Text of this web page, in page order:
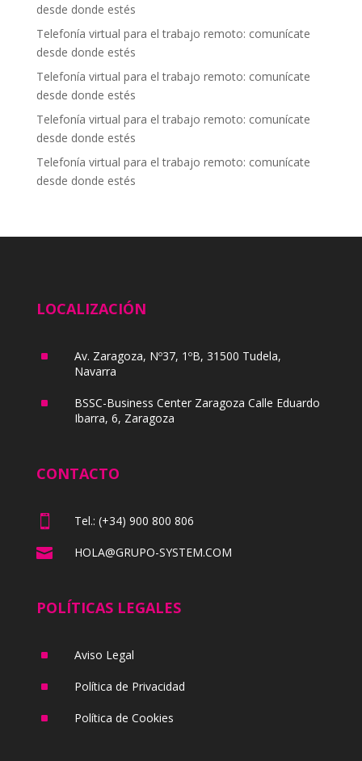
desde donde estés
Telefonía virtual para el trabajo remoto: comunícate
desde donde estés
Telefonía virtual para el trabajo remoto: comunícate
desde donde estés
Telefonía virtual para el trabajo remoto: comunícate
desde donde estés
Telefonía virtual para el trabajo remoto: comunícate
desde donde estés
LOCALIZACIÓN
^
Av. Zaragoza, Nº37, 1ºB, 31500 Tudela,
Navarra
^
BSSC-Business Center Zaragoza Calle Eduardo
Ibarra, 6, Zaragoza
CONTACTO
 Tel.: (+34) 900 800 806
 HOLA@GRUPO-SYSTEM.COM
POLÍTICAS LEGALES
^ Aviso Legal
^ Política de Privacidad
^ Política de Cookies